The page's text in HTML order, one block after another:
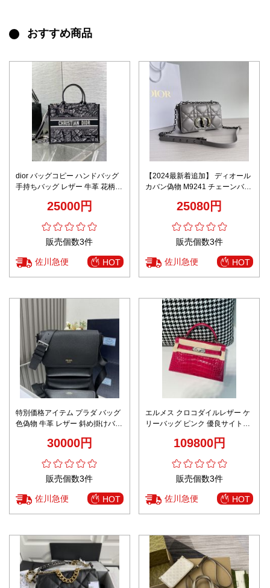
おすすめ商品
dior バッグコピー ハンドバッグ
手持ちバッグ レザー 牛革 花柄
25000円
販売個数3件
佐川急便 HOT
【2024最新着追加】 ディオール
カバン偽物 M9241 チェーンバッ
25080円
販売個数3件
佐川急便 HOT
特別価格アイテム プラダ バッグ
色偽物 牛革 レザー 斜め掛けバッ
30000円
販売個数3件
佐川急便 HOT
エルメス クロコダイルレザー ケ
リーバッグ ピンク 優良サイト
109800円
販売個数3件
佐川急便 HOT